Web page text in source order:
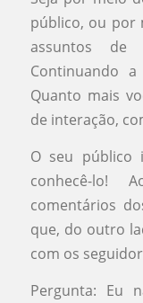
público, ou por
assuntos de
Continuando
Quanto mais
de interação,
O seu público
conhecê-lo!
comentários
que, do outro
com os
Pergunta: Eu